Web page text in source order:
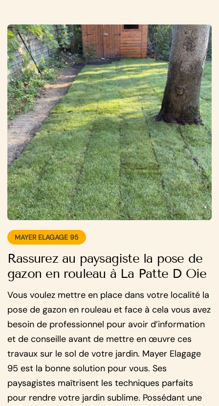
MAYER ELAGAGE 95
Rassurez au paysagiste la pose de
gazon en rouleau à La Patte D Oie
Vous voulez mettre en place dans votre localité la
pose de gazon en rouleau et face à cela vous avez
besoin de professionnel pour avoir d’information
et de conseille avant de mettre en œuvre ces
travaux sur le sol de votre jardin. Mayer Elagage
95 est la bonne solution pour vous. Ses
paysagistes maîtrisent les techniques parfaits
pour rendre votre jardin sublime. Possédant une